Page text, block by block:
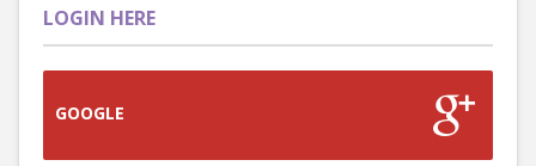
LOGIN HERE
GOOGLE